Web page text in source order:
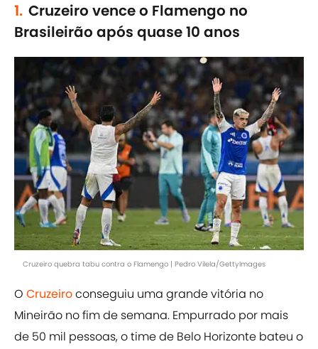
1. Cruzeiro vence o Flamengo no
Brasileirão após quase 10 anos
Cruzeiro quebra tabu contra o Flamengo | Pedro Vilela/GettyImages
O Cruzeiroconseguiu uma grande vitória no
Mineirão no fim de semana. Empurrado por mais
de 50 mil pessoas, o time de Belo Horizonte bateu o